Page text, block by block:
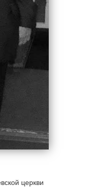
церкви